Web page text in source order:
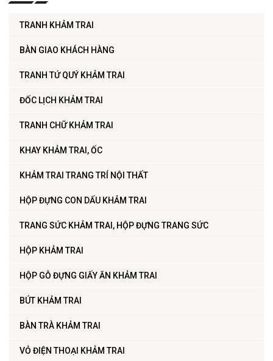
TRANH KHẢM TRAI
BÀN GIAO KHÁCH HÀNG
TRANH TỨ QUÝ KHẢM TRAI
ĐỐC LỊCH KHẢM TRAI
TRANH CHỮ KHẢM TRAI
KHAY KHẢM TRAI, ỐC
KHẢM TRAI TRANG TRÍ NỘI THẤT
HỘP ĐỰNG CON DẤU KHẢM TRAI
TRANG SỨC KHẢM TRAI, HỘP ĐỰNG TRANG SỨC
HỘP KHẢM TRAI
HỘP GỖ ĐỰNG GIẤY ĂN KHẢM TRAI
BÚT KHẢM TRAI
BÀN TRÀ KHẢM TRAI
VỎ ĐIỆN THOẠI KHẢM TRAI